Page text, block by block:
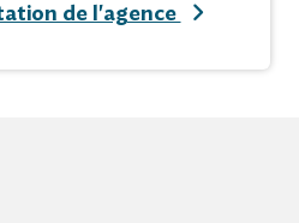
de l'agence